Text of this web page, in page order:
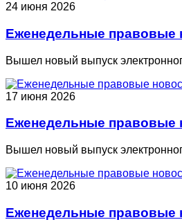
24 июня 2026
Еженедельные правовые
Вышел новый выпуск
17 июня 2026
Еженедельные правовые
Вышел новый выпуск
10 июня 2026
Еженедельные правовые